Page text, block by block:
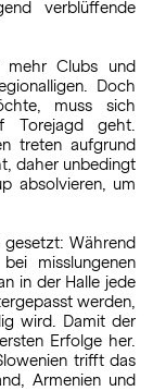
verblüffende
mehr Clubs und
Doch
muss sich
Torejagd geht.
treten aufgrund
daher unbedingt
absolvieren, um
gesetzt: Während
misslungenen
in der Halle jede
werden,
wird. Damit der
Erfolge her.
trifft das
Armenien und